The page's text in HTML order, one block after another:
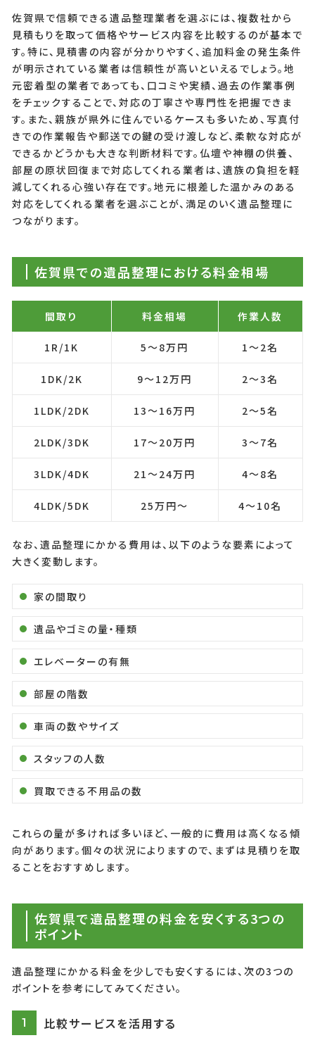
佐賀県で信頼できる遺品整理業者を選ぶには、複数社から
見積もりを取って価格やサービス内容を比較するのが基本で
す。特に、見積書の内容が分かりやすく、追加料金の発生条件
が明示されている業者は信頼性が高いといえるでしょう。地
元密着型の業者であっても、口コミや実績、過去の作業事例
をチェックすることで、対応の丁寧さや専門性を把握できま
す。また、親族が県外に住んでいるケースも多いため、写真付
きでの作業報告や郵送での鍵の受け渡しなど、柔軟な対応が
できるかどうかも大きな判断材料です。仏壇や神棚の供養、
部屋の原状回復まで対応してくれる業者は、遺族の負担を軽
減してくれる心強い存在です。地元に根差した温かみのある
対応をしてくれる業者を選ぶことが、満足のいく遺品整理に
つながります。
佐賀県での遺品整理における料金相場
間取り 料金相場 作業人数
1R/1K 5〜8万円 1〜2名
1DK/2K 9〜12万円 2〜3名
1LDK/2DK 13〜16万円 2〜5名
2LDK/3DK 17〜20万円 3〜7名
3LDK/4DK 21〜24万円 4〜8名
4LDK/5DK 25万円〜 4〜10名
なお、遺品整理にかかる費用は、以下のような要素によって
大きく変動します。
家の間取り
遺品やゴミの量・種類
エレベーターの有無
部屋の階数
車両の数やサイズ
スタッフの人数
買取できる不用品の数
これらの量が多ければ多いほど、一般的に費用は高くなる傾
向があります。個々の状況によりますので、まずは見積りを取
ることをおすすめします。
佐賀県で遺品整理の料金を安くする3つの
ポイント
遺品整理にかかる料金を少しでも安くするには、次の3つの
ポイントを参考にしてみてください。
1 比較サービスを活用する